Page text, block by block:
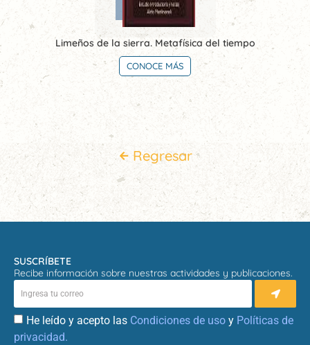
Limeños de la sierra. Metafísica del tiempo
CONOCE MÁS
Regresar
SUSCRÍBETE
Recibe información sobre nuestras actividades y publicaciones.
He leído y acepto las Condiciones de uso y Políticas de
privacidad.